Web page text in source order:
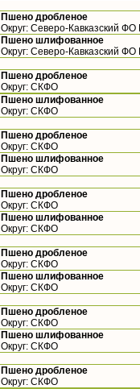
Пшено дробленое
Округ: Северо-Кавказский
Пшено шлифованное
Округ: Северо-Кавказский
Пшено дробленое
Округ: СКФО
Пшено шлифованное
Округ: СКФО
Пшено дробленое
Округ: СКФО
Пшено шлифованное
Округ: СКФО
Пшено дробленое
Округ: СКФО
Пшено шлифованное
Округ: СКФО
Пшено дробленое
Округ: СКФО
Пшено шлифованное
Округ: СКФО
Пшено дробленое
Округ: СКФО
Пшено шлифованное
Округ: СКФО
Пшено дробленое
Округ: СКФО